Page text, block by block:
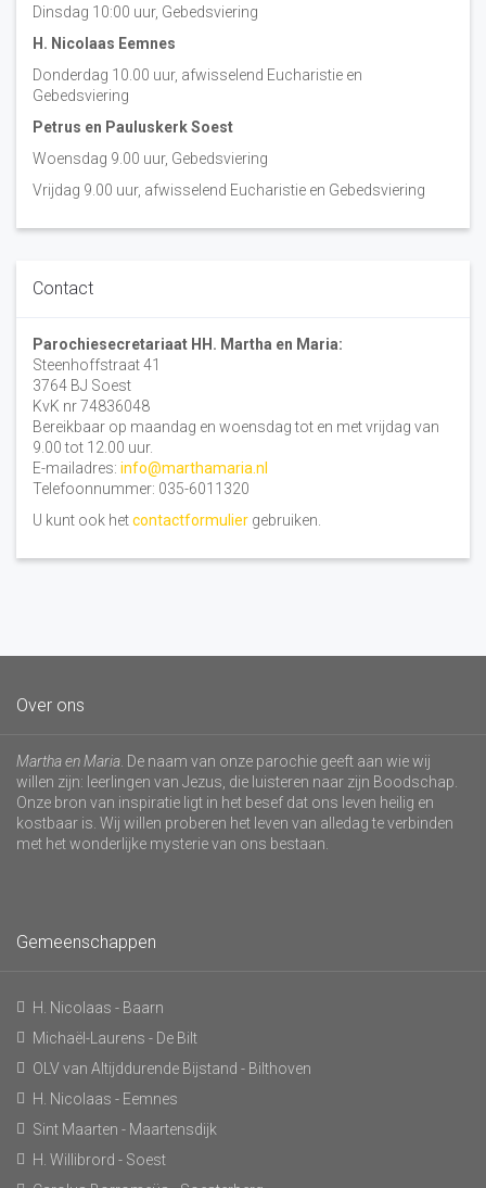
Dinsdag 10:00 uur, Gebedsviering
H. Nicolaas Eemnes
Donderdag 10.00 uur, afwisselend Eucharistie en
Gebedsviering
Petrus en Pauluskerk Soest
Woensdag 9.00 uur, Gebedsviering
Vrijdag 9.00 uur, afwisselend Eucharistie en Gebedsviering
Contact
Parochiesecretariaat HH. Martha en Maria:
Steenhoffstraat 41
3764 BJ Soest
KvK nr 74836048
Bereikbaar op maandag en woensdag tot en met vrijdag van
9.00 tot 12.00 uur.
E-mailadres: info@marthamaria.nl
Telefoonnummer: 035-6011320
U kunt ook hetcontactformulier gebruiken.
Over ons
Martha en Maria . De naam van onze parochie geeft aan wie wij
willen zijn: leerlingen van Jezus, die luisteren naar zijn Boodschap.
Onze bron van inspiratie ligt in het besef dat ons leven heilig en
kostbaar is. Wij willen proberen het leven van alledag te verbinden
met het wonderlijke mysterie van ons bestaan.
Gemeenschappen
H. Nicolaas - Baarn
Michaël-Laurens - De Bilt
OLV van Altijddurende Bijstand - Bilthoven
H. Nicolaas - Eemnes
Sint Maarten - Maartensdijk
H. Willibrord - Soest